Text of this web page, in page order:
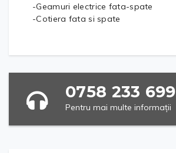
-Geamuri electrice fata-spate
-Cotiera fata si spate
0758 233 699
Pentru mai multe informații